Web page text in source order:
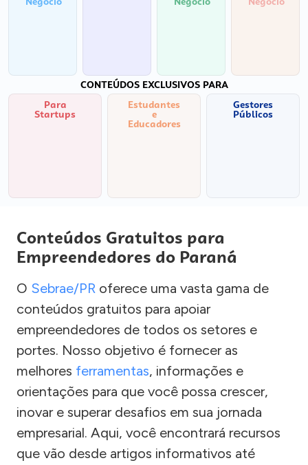
CONTEÚDOS EXCLUSIVOS PARA
Para
Startups
Estudantes
e
Educadores
Gestores
Públicos
Conteúdos Gratuitos para
Empreendedores do Paraná
O Sebrae/PR oferece uma vasta gama de
conteúdos gratuitos para apoiar
empreendedores de todos os setores e
portes. Nosso objetivo é fornecer as
melhores ferramentas, informações e
orientações para que você possa crescer,
inovar e superar desafios em sua jornada
empresarial. Aqui, você encontrará recursos
que vão desde artigos informativos até